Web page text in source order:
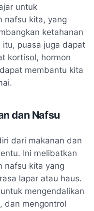
untuk
nafsu kita, yang
ketahanan
itu, puasa juga dapat
kortisol, hormon
membantu kita
dan Nafsu
dari makanan dan
Ini melibatkan
nafsu kita yang
lapar atau haus.
mengendalikan
dan mengontrol